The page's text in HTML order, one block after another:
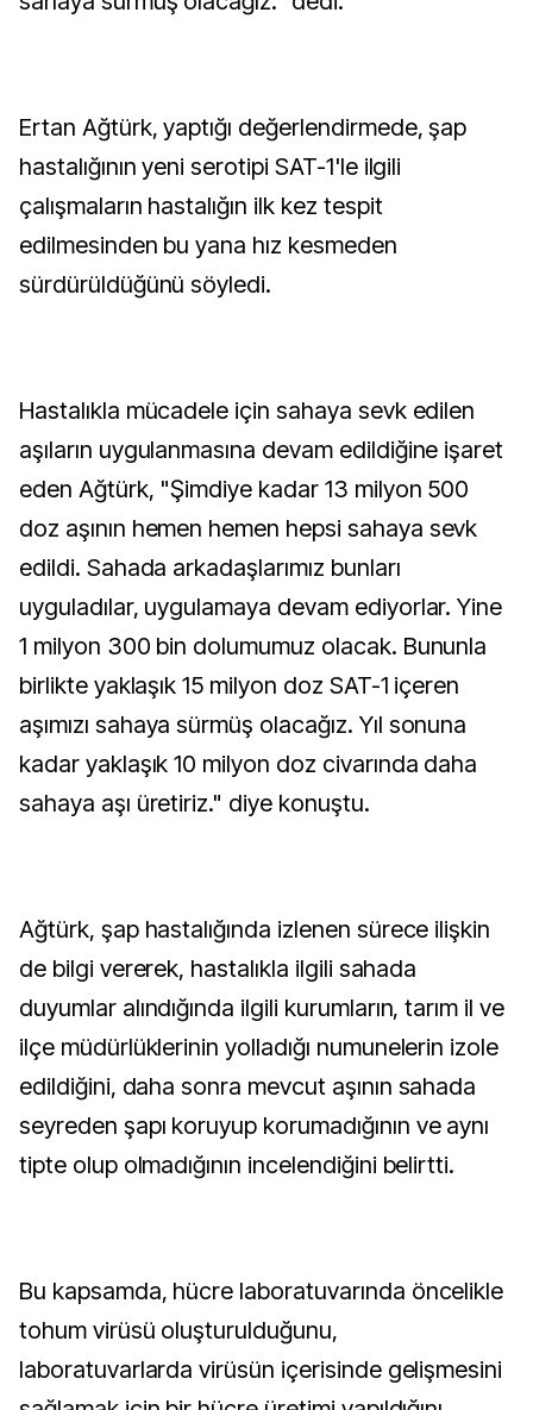
Ertan Ağtürk, yaptığı değerlendirmede, şap
hastalığının yeni serotipi SAT-1'le ilgili
çalışmaların hastalığın ilk kez tespit
edilmesinden bu yana hız kesmeden
sürdürüldüğünü söyledi.
Hastalıkla mücadele için sahaya sevk edilen
aşıların uygulanmasına devam edildiğine işaret
eden Ağtürk, "Şimdiye kadar 13 milyon 500
doz aşının hemen hemen hepsi sahaya sevk
edildi. Sahada arkadaşlarımız bunları
uyguladılar, uygulamaya devam ediyorlar. Yine
1 milyon 300 bin dolumumuz olacak. Bununla
birlikte yaklaşık 15 milyon doz SAT-1 içeren
aşımızı sahaya sürmüş olacağız. Yıl sonuna
kadar yaklaşık 10 milyon doz civarında daha
sahaya aşı üretiriz." diye konuştu.
Ağtürk, şap hastalığında izlenen sürece ilişkin
de bilgi vererek, hastalıkla ilgili sahada
duyumlar alındığında ilgili kurumların, tarım il ve
ilçe müdürlüklerinin yolladığı numunelerin izole
edildiğini, daha sonra mevcut aşının sahada
seyreden şapı koruyup korumadığının ve aynı
tipte olup olmadığının incelendiğini belirtti.
Bu kapsamda, hücre laboratuvarında öncelikle
tohum virüsü oluşturulduğunu,
laboratuvarlarda virüsün içerisinde gelişmesini